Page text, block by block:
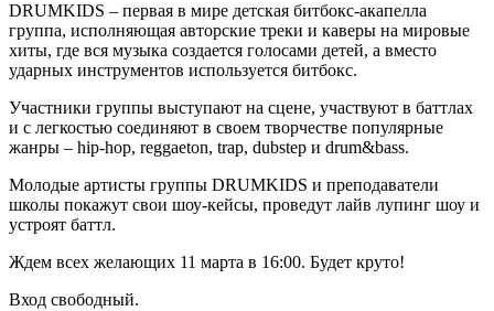
DRUMKIDS – первая в мире детская битбокс-акапелла
группа, исполняющая авторские треки и каверы на мировые
хиты, где вся музыка создается голосами детей, а вместо
ударных инструментов используется битбокс.
Участники группы выступают на сцене, участвуют в баттлах
и с легкостью соединяют в своем творчестве популярные
жанры – hip-hop, reggaeton, trap, dubstep и drum&bass.
Молодые артисты группы DRUMKIDS и преподаватели
школы покажут свои шоу-кейсы, проведут лайв лупинг шоу и
устроят баттл.
Ждем всех желающих 11 марта в 16:00. Будет круто!
Вход свободный.